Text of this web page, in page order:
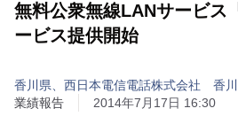
無料公衆無線LANサービス
ービス提供開始
香川県、西日本電信電話株式会社 香
業績報告
2014年7月17日 16:30